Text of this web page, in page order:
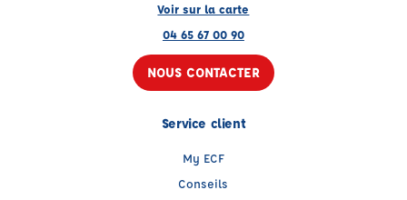
Voir sur la carte
04 65 67 00 90
NOUS CONTACTER
Service client
My ECF
Conseils